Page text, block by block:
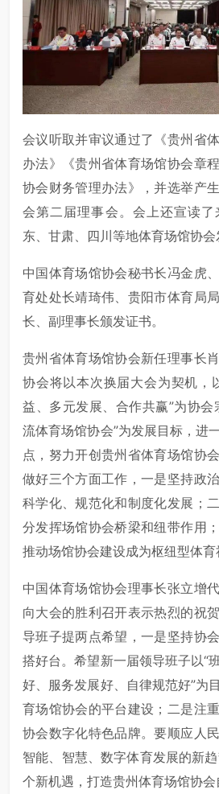
会议听取并审议通过了《贵州省
办法》《贵州省体育场馆协会章
协会财务管理办法》，并选举产
会第二届理事会。会上还宣读
东、甘肃、四川等地体育场馆协会
中国体育场馆协会秘书长冯金虎
育处处长靖琦伟、贵阳市体育局
长、副理事长颁发证书。
贵州省体育场馆协会新任理事长
协会将以本次换届大会为契机，
益、多元发展、合作共赢”为协会
流体育场馆协会”为发展目标，进
点，努力开创贵州省体育场馆协
做好三个方面工作，一是坚持政
科学化、规范化和制度化发展；
分发挥场馆协会桥梁和纽带作用
推动场馆协会建设成为枢纽型体育
中国体育场馆协会理事长张立增
向大会的胜利召开表示热烈的祝
导班子提两点希望，一是坚持协
搭好台。希望新一届领导班子以“
好、服务发展好、自律规范好”为
育场馆协会的平台建设；二是注
协会数字化特色品牌。要顺应人
智能、智慧、数字体育发展的新
个新机遇，打造贵州体育场馆协会